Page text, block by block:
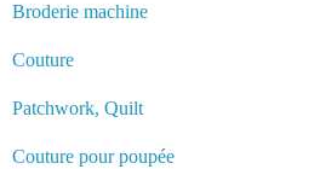
Broderie machine
Couture
Patchwork, Quilt
Couture pour poupée